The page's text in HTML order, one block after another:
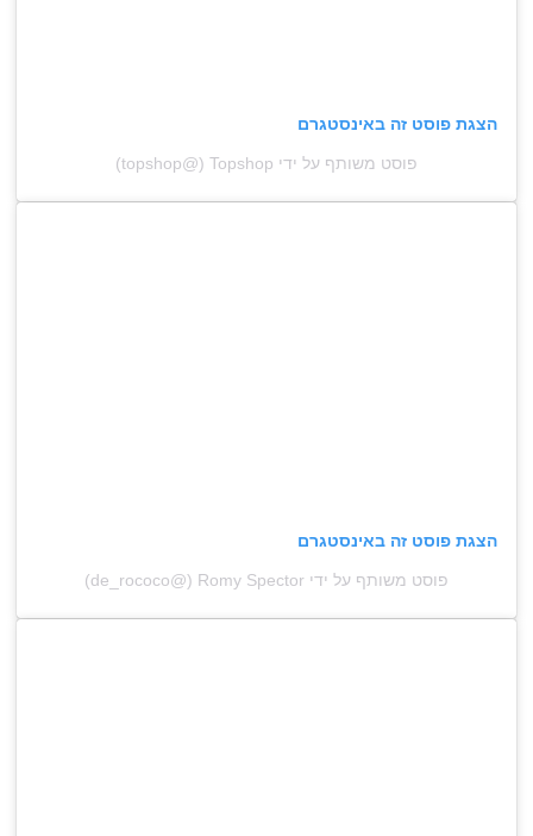
הצגת פוסט זה באינסטגרם
פוסט משותף על ידי ‏‎Topshop‎‏ (@‏‎topshop‎‏)
הצגת פוסט זה באינסטגרם
פוסט משותף על ידי ‏‎Romy Spector‎‏ (@‏‎de_rococo‎‏)